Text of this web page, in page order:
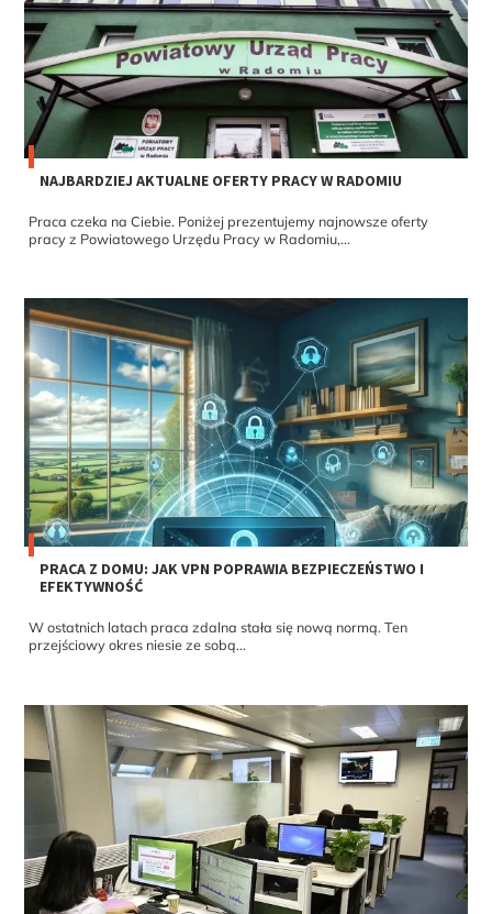
NAJBARDZIEJ AKTUALNE OFERTY PRACY W RADOMIU
Praca czeka na Ciebie. Poniżej prezentujemy najnowsze oferty
pracy z Powiatowego Urzędu Pracy w Radomiu,...
PRACA Z DOMU: JAK VPN POPRAWIA BEZPIECZEŃSTWO I
EFEKTYWNOŚĆ
W ostatnich latach praca zdalna stała się nową normą. Ten
przejściowy okres niesie ze sobą...